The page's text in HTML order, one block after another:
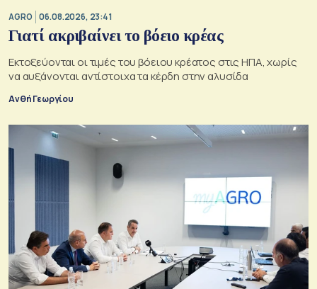
AGRO 06.08.2026, 23:41
Γιατί ακριβαίνει το βόειο κρέας
Εκτοξεύονται οι τιμές του βόειου κρέατος στις ΗΠΑ, χωρίς
να αυξάνονται αντίστοιχα τα κέρδη στην αλυσίδα
Ανθή Γεωργίου